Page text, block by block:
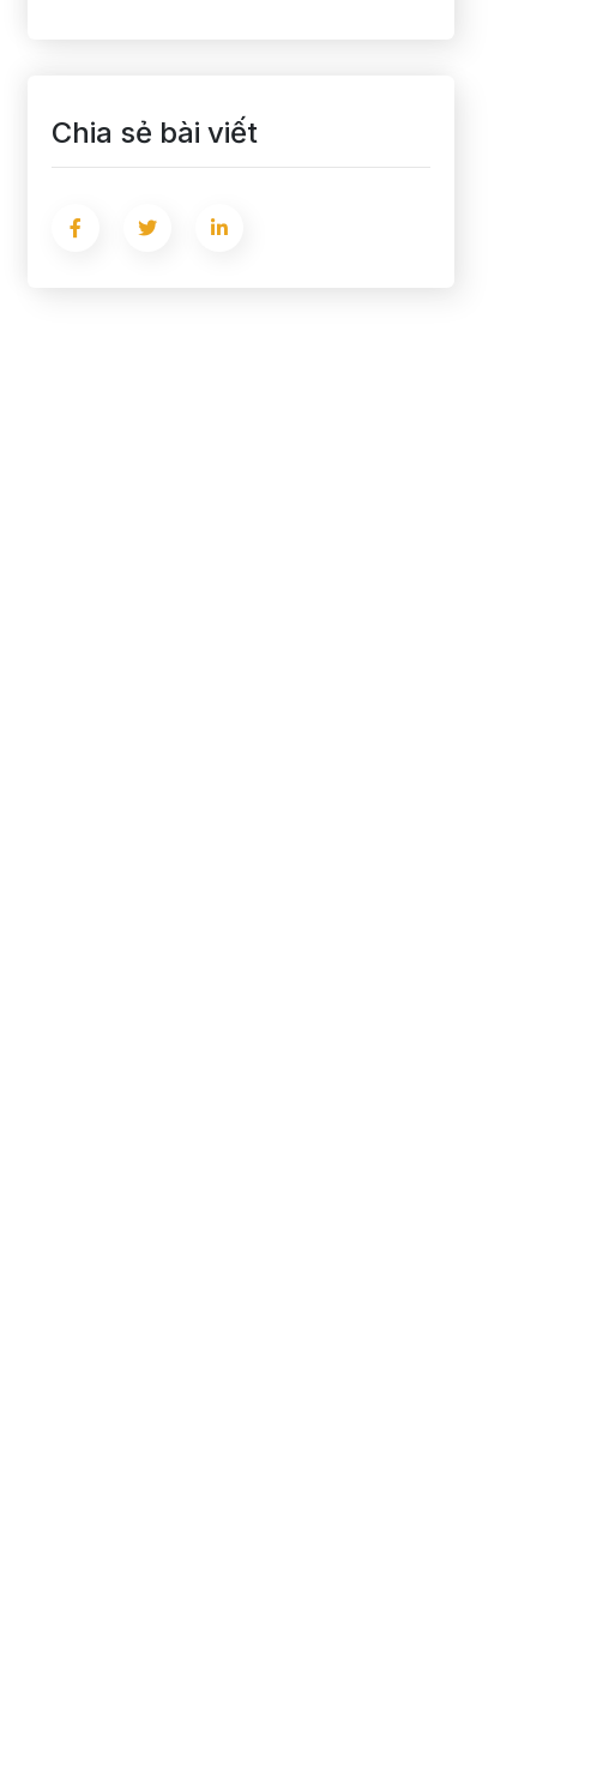
Chia sẻ bài viết